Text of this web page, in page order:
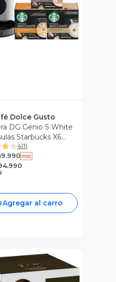
Dolce Gusto
DG Genio S White
Starbucks X6
4(1)
Agregar al carro